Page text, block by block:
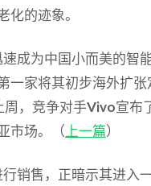
的迹象。
成为中国小而美的智
一家将其初步海外扩
周，竞争对手Vivo宣布
市场。（ 上一篇）
销售，正暗示其进入